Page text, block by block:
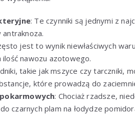
: Te czynniki są jednymi z
antraknoza.
jest to wynik niewłaściwych
nawozu azotowego.
takie jak mszyce czy tarczniki,
które prowadzą do
: Chociaż rzadsze,
czarnych plam na łodydze